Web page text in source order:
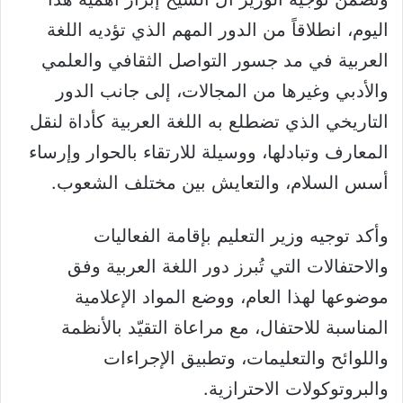
اليوم، انطلاقاً من الدور المهم الذي تؤديه اللغة
العربية في مد جسور التواصل الثقافي والعلمي
والأدبي وغيرها من المجالات، إلى جانب الدور
التاريخي الذي تضطلع به اللغة العربية كأداة لنقل
المعارف وتبادلها، ووسيلة للارتقاء بالحوار وإرساء
أسس السلام، والتعايش بين مختلف الشعوب.
وأكد توجيه وزير التعليم بإقامة الفعاليات
والاحتفالات التي تُبرز دور اللغة العربية وفق
موضوعها لهذا العام، ووضع المواد الإعلامية
المناسبة للاحتفال، مع مراعاة التقيّد بالأنظمة
واللوائح والتعليمات، وتطبيق الإجراءات
والبروتوكولات الاحترازية.